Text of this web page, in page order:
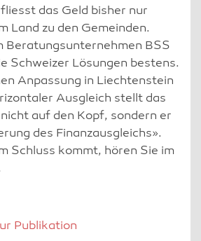
das Geld bisher nur
Land zu den Gemeinden.
Beratungsunternehmen BSS
Schweizer Lösungen bestens.
Anpassung in Liechtenstein
Ausgleich stellt das
auf den Kopf, sondern er
des Finanzausgleichs».
Schluss kommt, hören Sie im
Publikation